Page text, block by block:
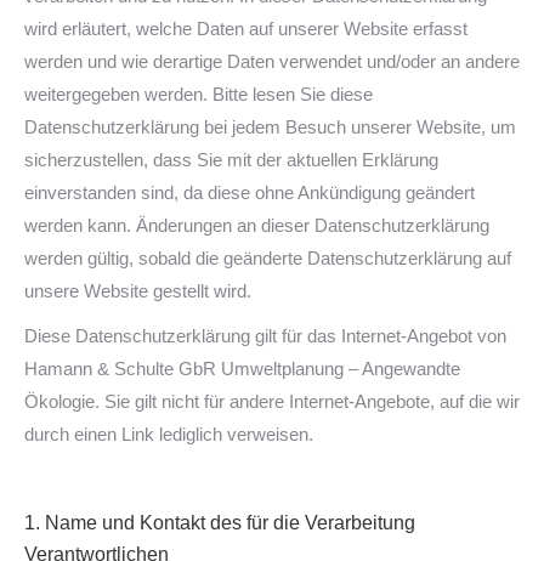
wird erläutert, welche Daten auf unserer Website erfasst
werden und wie derartige Daten verwendet und/oder an andere
weitergegeben werden. Bitte lesen Sie diese
Datenschutzerklärung bei jedem Besuch unserer Website, um
sicherzustellen, dass Sie mit der aktuellen Erklärung
einverstanden sind, da diese ohne Ankündigung geändert
werden kann. Änderungen an dieser Datenschutzerklärung
werden gültig, sobald die geänderte Datenschutzerklärung auf
unsere Website gestellt wird.
Diese Datenschutzerklärung gilt für das Internet-Angebot von
Hamann & Schulte GbR Umweltplanung – Angewandte
Ökologie. Sie gilt nicht für andere Internet-Angebote, auf die wir
durch einen Link lediglich verweisen.
1. Name und Kontakt des für die Verarbeitung
Verantwortlichen